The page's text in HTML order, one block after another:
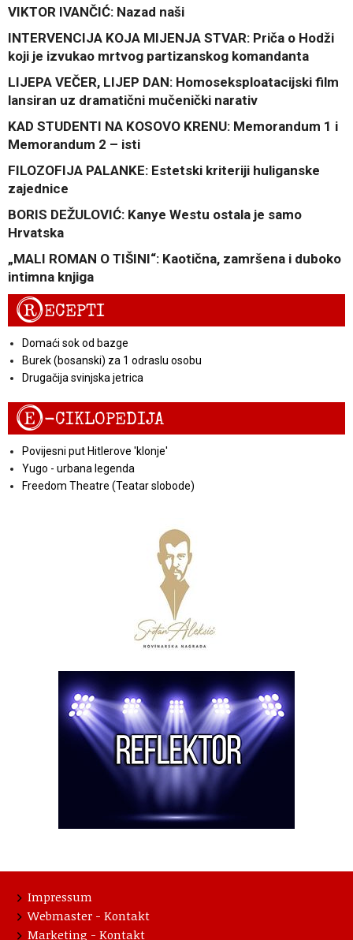
VIKTOR IVANČIĆ: Nazad naši
INTERVENCIJA KOJA MIJENJA STVAR: Priča o Hodži
koji je izvukao mrtvog partizanskog komandanta
LIJEPA VEČER, LIJEP DAN: Homoseksploatacijski film
lansiran uz dramatični mučenički narativ
KAD STUDENTI NA KOSOVO KRENU: Memorandum 1 i
Memorandum 2 – isti
FILOZOFIJA PALANKE: Estetski kriteriji huliganske
zajednice
BORIS DEŽULOVIĆ: Kanye Westu ostala je samo
Hrvatska
„MALI ROMAN O TIŠINI“: Kaotična, zamršena i duboko
intimna knjiga
RECEPTI
Domaći sok od bazge
Burek (bosanski) za 1 odraslu osobu
Drugačija svinjska jetrica
E-CIKLOPEDIJA
Povijesni put Hitlerove 'klonje'
Yugo - urbana legenda
Freedom Theatre (Teatar slobode)
Impressum
Webmaster - Kontakt
Marketing - Kontakt